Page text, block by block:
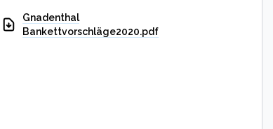
Gnadenthal
Bankettvorschläge2020.pdf